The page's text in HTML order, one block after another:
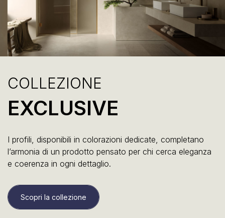
COLLEZIONE
EXCLUSIVE
I profili, disponibili in colorazioni dedicate, completano
l’armonia di un prodotto pensato per chi cerca eleganza
e coerenza in ogni dettaglio.
Scopri la collezione